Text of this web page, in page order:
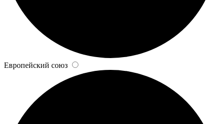
Европейский союз